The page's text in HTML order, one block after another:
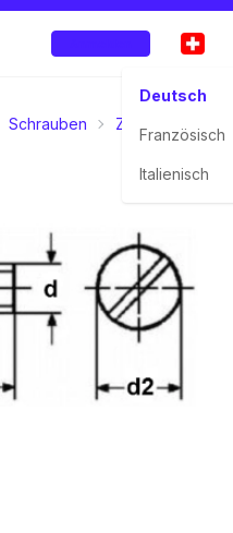
Deutsch
Französisch
Italienisch
Schrauben